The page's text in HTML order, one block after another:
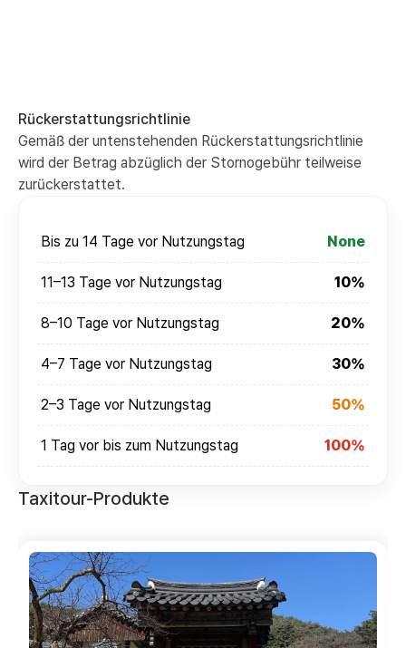
Rückerstattungsrichtlinie
Gemäß der untenstehenden Rückerstattungsrichtlinie
wird der Betrag abzüglich der Stornogebühr teilweise
zurückerstattet.
Bis zu 14 Tage vor Nutzungstag None
11–13 Tage vor Nutzungstag 10%
8–10 Tage vor Nutzungstag 20%
4–7 Tage vor Nutzungstag 30%
2–3 Tage vor Nutzungstag 50%
1 Tag vor bis zum Nutzungstag 100%
Taxitour-Produkte